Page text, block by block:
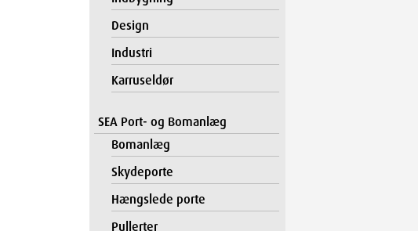
Design
Industri
Karruseldør
SEA Port- og Bomanlæg
Bomanlæg
Skydeporte
Hængslede porte
Pullerter